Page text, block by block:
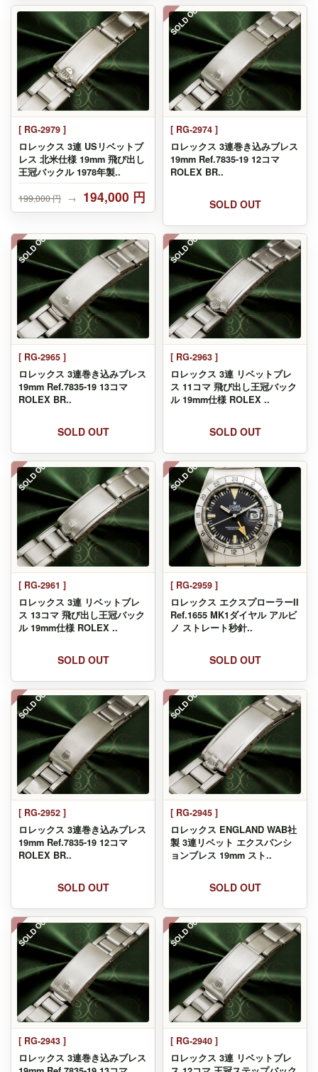
[ RG-2979 ]
ロレックス 3連 USリベットブ
レス 北米仕様 19mm 飛び出し
王冠バックル 1978年製..
199,000 円 → 194,000 円
SOLD OUT
[ RG-2974 ]
ロレックス 3連巻き込みブレス
19mm Ref.7835-19 12コマ
ROLEX BR..
SOLD OUT
SOLD OUT
[ RG-2965 ]
ロレックス 3連巻き込みブレス
19mm Ref.7835-19 13コマ
ROLEX BR..
SOLD OUT
SOLD OUT
[ RG-2963 ]
ロレックス 3連 リベットブレ
ス 11コマ 飛び出し王冠バック
ル 19mm仕様 ROLEX ..
SOLD OUT
SOLD OUT
[ RG-2961 ]
ロレックス 3連 リベットブレ
ス 13コマ 飛び出し王冠バック
ル 19mm仕様 ROLEX ..
SOLD OUT
SOLD OUT
[ RG-2959 ]
ロレックス エクスプローラーII
Ref.1655 MK1ダイヤル アルビ
ノ ストレート秒針..
SOLD OUT
SOLD OUT
[ RG-2952 ]
ロレックス 3連巻き込みブレス
19mm Ref.7835-19 12コマ
ROLEX BR..
SOLD OUT
SOLD OUT
[ RG-2945 ]
ロレックス ENGLAND WAB社
製 3連リベット エクスパンシ
ョンブレス 19mm スト..
SOLD OUT
SOLD OUT
[ RG-2943 ]
ロレックス 3連巻き込みブレス
SOLD OUT
[ RG-2940 ]
ロレックス 3連 リベットブレ